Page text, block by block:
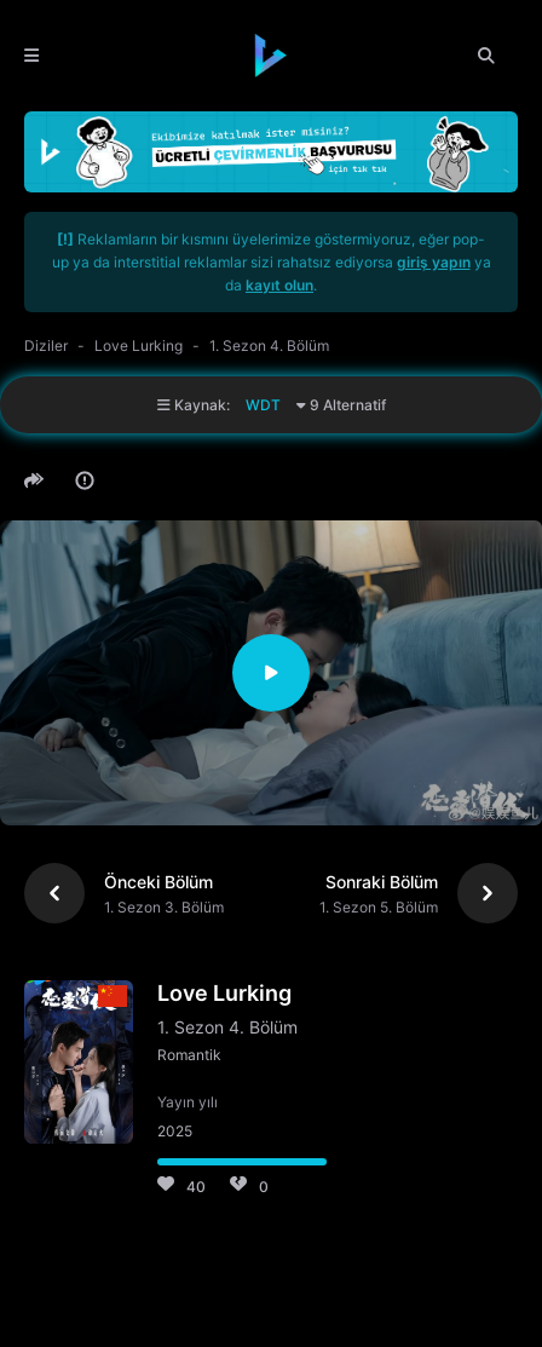
[!] Reklamların bir kısmını üyelerimize göstermiyoruz, eğer pop-
up ya da interstitial reklamlar sizi rahatsız ediyorsa giriş yapınya
da kayıt olun.
Diziler Love Lurking 1. Sezon 4. Bölüm
Kaynak: WDT 9 Alternatif
Önceki Bölüm
1. Sezon 3. Bölüm
Sonraki Bölüm
1. Sezon 5. Bölüm
Love Lurking
1. Sezon 4. Bölüm
Romantik
Yayın yılı
2025
40 0